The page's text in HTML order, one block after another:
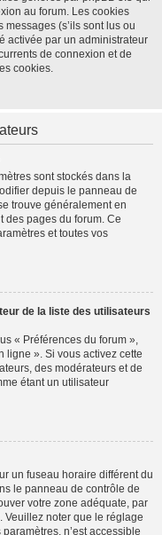
au forum. Les cookies
messages (s’ils sont lus ou
activée par un administrateur
de connexion et de
cookies.
sont stockés dans la
depuis le panneau de
trouve généralement en
des pages du forum. Ce
et toutes vos
de la liste des utilisateurs
« Préférences du forum »,
ligne ». Si vous activez cette
des modérateurs et de
étant un utilisateur
un fuseau horaire différent du
le panneau de contrôle de
votre zone adéquate, par
Veuillez noter que le réglage
n’est accessible